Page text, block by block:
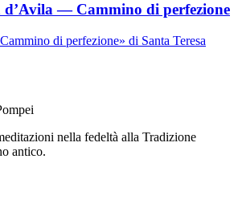
d’Avila — Cammino di perfezione
di perfezione» di Santa Teresa
nella fedeltà alla Tradizione
antico.